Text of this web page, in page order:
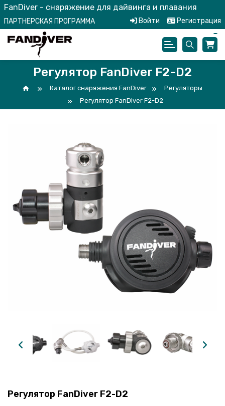
FanDiver - снаряжение для дайвинга и плавания
ПАРТНЕРСКАЯ ПРОГРАММА Войти Регистрация
Регулятор FanDiver F2-D2
Каталог снаряжения FanDiver
Регуляторы
Регулятор FanDiver F2-D2
Регулятор FanDiver F2-D2